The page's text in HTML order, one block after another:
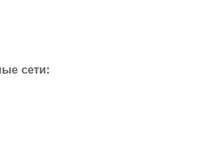
сети: